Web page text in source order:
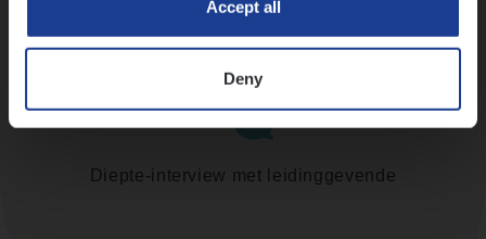
Accept all
Deny
Assessment
Diepte-interview met leidinggevende